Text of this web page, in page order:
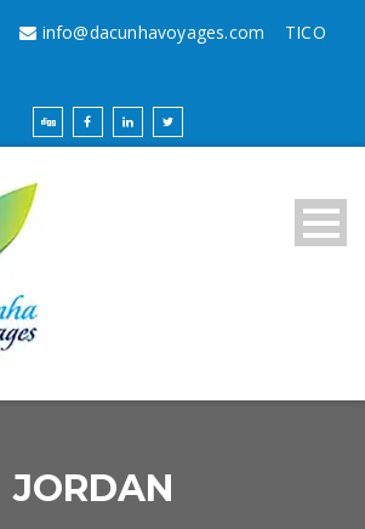
info@dacunhavoyages.com TICO
JORDAN